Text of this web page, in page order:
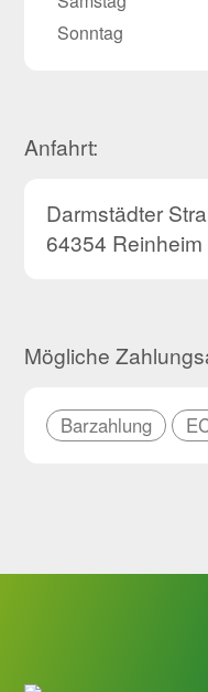
Sonntag
Anfahrt:
Darmstädter
64354 Reinheim
Mögliche
Barzahlung